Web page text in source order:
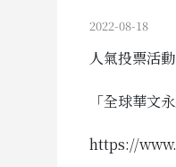
2022-08-18
人氣投票活
「全球華文
https://